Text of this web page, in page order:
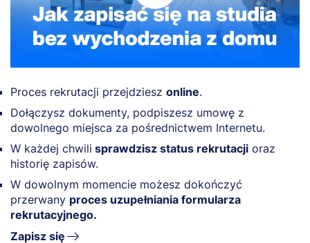
Proces rekrutacji przejdziesz online.
Dołączysz dokumenty, podpiszesz umowę z
dowolnego miejsca za pośrednictwem Internetu.
W każdej chwili sprawdzisz status rekrutacji oraz
historię zapisów.
W dowolnym momencie możesz dokończyć
przerwany proces uzupełniania formularza
rekrutacyjnego.
Zapisz się